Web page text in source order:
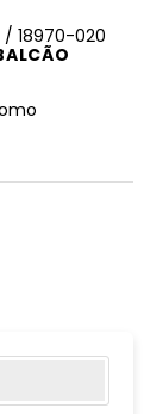
/ 18970-020